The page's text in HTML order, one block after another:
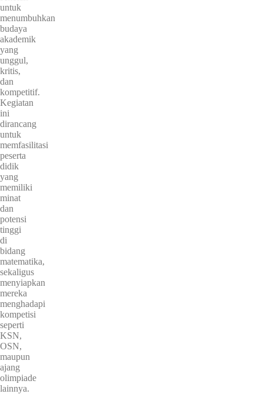
untuk
menumbuhkan
budaya
akademik
yang
unggul,
kritis,
dan
kompetitif.
Kegiatan
ini
dirancang
untuk
memfasilitasi
peserta
didik
yang
memiliki
minat
dan
potensi
tinggi
di
bidang
matematika,
sekaligus
menyiapkan
mereka
menghadapi
kompetisi
seperti
KSN,
OSN,
maupun
ajang
olimpiade
lainnya.